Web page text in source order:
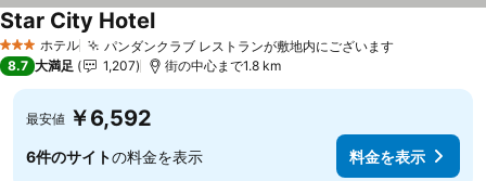
3 ホテルのランク
ホテル パンダンクラブ レストランが敷地内にございます
Star City Hotel
8.7 大満足 1,207 街の中心まで1.8 km
最安値 ￥6,592
6件のサイトの料金を表示 料金を表示